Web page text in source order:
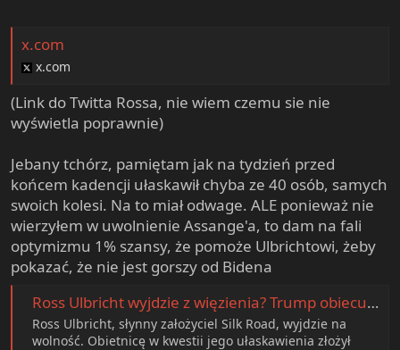
x.com
x.com
(Link do Twitta Rossa, nie wiem czemu sie nie
wyświetla poprawnie)
Jebany tchórz, pamiętam jak na tydzień przed
końcem kadencji ułaskawił chyba ze 40 osób, samych
swoich kolesi. Na to miał odwage. ALE ponieważ nie
wierzyłem w uwolnienie Assange'a, to dam na fali
optymizmu 1% szansy, że pomoże Ulbrichtowi, żeby
pokazać, że nie jest gorszy od Bidena
Ross Ulbricht wyjdzie z więzienia? Trump obiecuje ułaskawienie | BitHub.pl
Ross Ulbricht, słynny założyciel Silk Road, wyjdzie na
wolność. Obietnicę w kwestii jego ułaskawienia złożył